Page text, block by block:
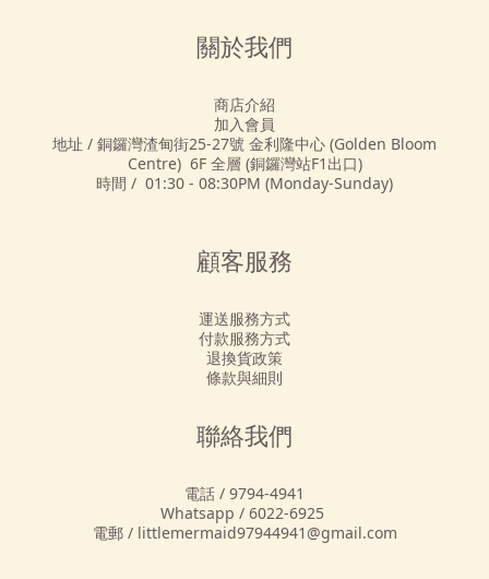
關於我們
商店介紹
加入會員
地址 / 銅鑼灣渣甸街25-27號 金利隆中心 (Golden Bloom
Centre) 6F 全層 (銅鑼灣站F1出口)
時間 / 01:30 - 08:30PM (Monday-Sunday)
顧客服務
運送服務方式
付款服務方式
退換貨政策
條款與細則
聯絡我們
電話 / 9794-4941
Whatsapp / 6022-6925
電郵 / littlemermaid97944941@gmail.com